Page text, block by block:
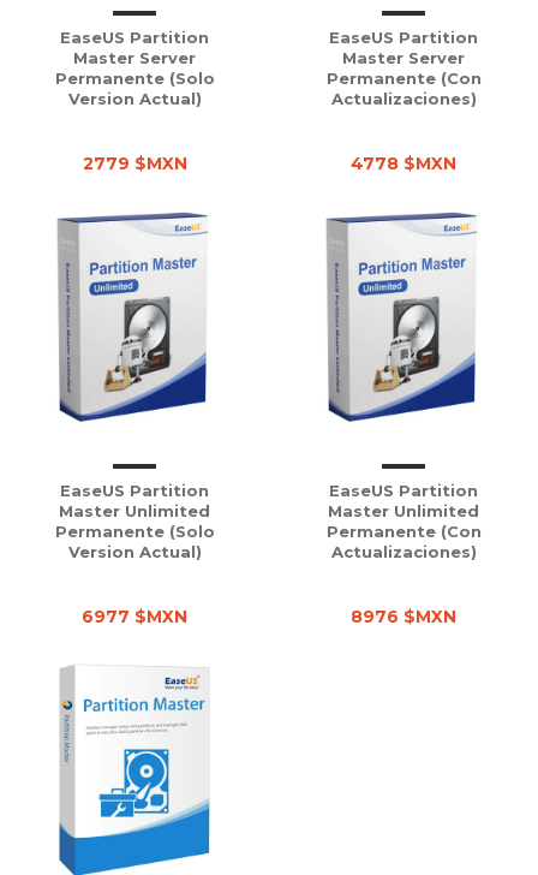
EaseUS Partition
Master Server
Permanente (solo
Version Actual)
2779 $MXN
EaseUS Partition
Master Server
Permanente (con
Actualizaciones)
4778 $MXN
EaseUS Partition
Master Unlimited
Permanente (solo
Version Actual)
6977 $MXN
EaseUS Partition
Master Unlimited
Permanente (con
Actualizaciones)
8976 $MXN